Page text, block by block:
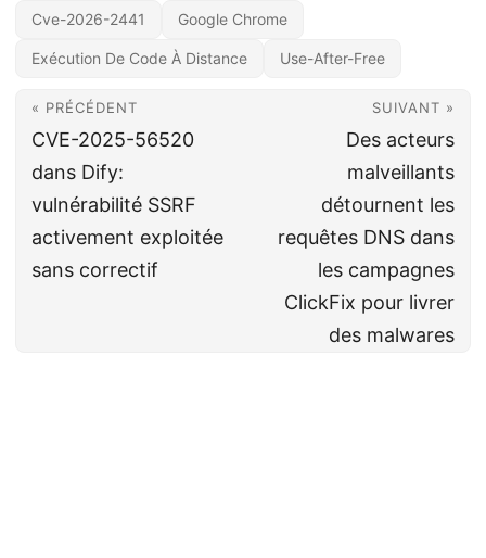
Cve-2026-2441 Google Chrome
Exécution De Code À Distance Use-After-Free
« PRÉCÉDENT
CVE-2025-56520
dans Dify:
vulnérabilité SSRF
activement exploitée
sans correctif
SUIVANT »
Des acteurs
malveillants
détournent les
requêtes DNS dans
les campagnes
ClickFix pour livrer
des malwares